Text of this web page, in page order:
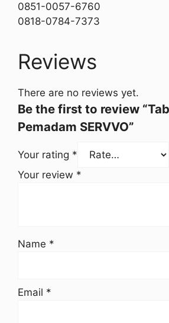
0851-0057-6760
0818-0784-7373
Reviews
There are no reviews yet.
Be the first to review
Pemadam SERVVO”
Your rating *
Your review *
Name *
Email *